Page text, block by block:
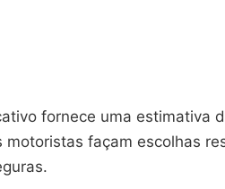
fornece uma estimativa
façam escolhas